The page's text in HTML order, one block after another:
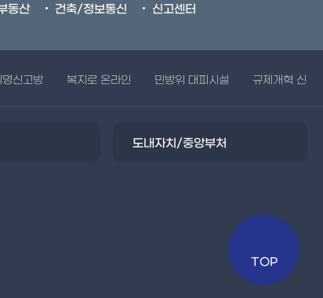
동산 건축/정보통신
신고센터
신고방 복지로 온라인 민방위 대피시설 규제개혁 신문
도내자치/중앙부처
TOP